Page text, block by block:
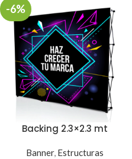
-6%
Backing 2.3×2.3 mt
Banner, Estructuras